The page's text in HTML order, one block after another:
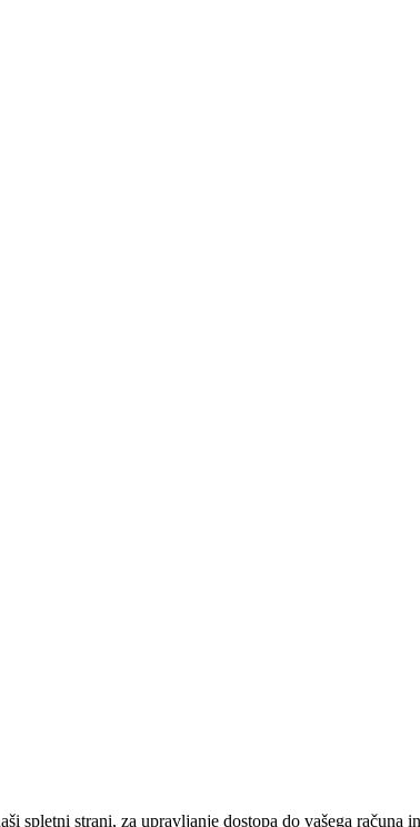
spletni strani, za upravljanje dostopa do vašega računa